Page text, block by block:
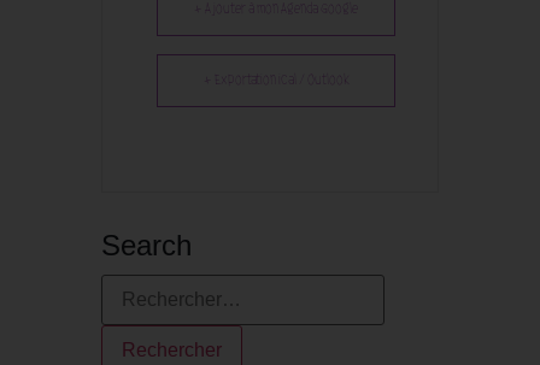
+ Ajouter à mon Agenda Google
Search